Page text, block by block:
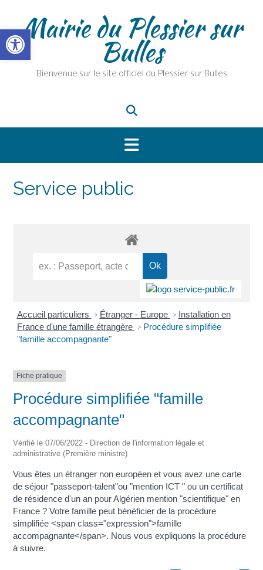
contentMairie du Plessier sur
Bulles
Bienvenue sur le site officiel du Plessier sur Bulles
Service public
Accueil particuliers > Étranger - Europe > Installation en
France d'une famille étrangère > Procédure simplifiée
"famille accompagnante"
Fiche pratique
Procédure simplifiée "famille
accompagnante"
Vérifié le 07/06/2022 - Direction de l'information légale et
administrative (Première ministre)
Vous êtes un étranger non européen et vous avez une carte
de séjour "passeport-talent"ou "mention ICT " ou un certificat
de résidence d'un an pour Algérien mention "scientifique" en
France ? Votre famille peut bénéficier de la procédure
simplifiée <span class="expression">famille
accompagnante</span>. Nous vous expliquons la procédure
à suivre.
Ouvrir la barre d’outils